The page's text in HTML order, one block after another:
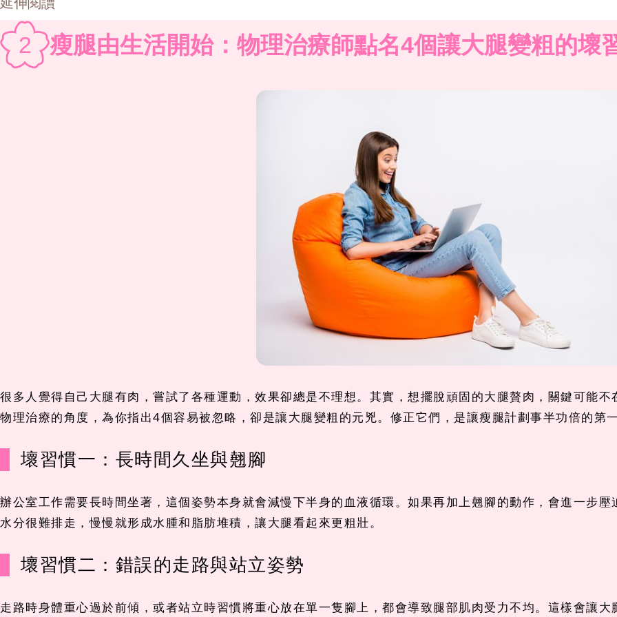
2 瘦腿由生活開始：物理治療師點名4個讓大腿變粗的壞
很多人覺得自己大腿有肉，嘗試了各種運動，效果卻總是不理想。其實，想擺脫頑固的大腿贅肉，關鍵可能
物理治療的角度，為你指出4個容易被忽略，卻是讓大腿變粗的元兇。修正它們，是讓瘦腿計劃事半功倍的第
壞習慣一：長時間久坐與翹腳
辦公室工作需要長時間坐著，這個姿勢本身就會減慢下半身的血液循環。如果再加上翹腳的動作，會進一步
水分很難排走，慢慢就形成水腫和脂肪堆積，讓大腿看起來更粗壯。
壞習慣二：錯誤的走路與站立姿勢
走路時身體重心過於前傾，或者站立時習慣將重心放在單一隻腳上，都會導致腿部肌肉受力不均。這樣會讓